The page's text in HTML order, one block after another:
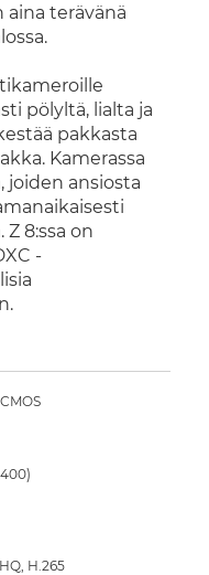
terävänä
pölyltä, lialta ja
pakkasta
Kamerassa
joiden ansiosta
8:ssa on
-
H.265